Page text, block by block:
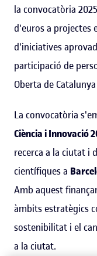
la convocatòria
d'euros a projectes
d'iniciatives
participació de
Oberta de
La convocatòria
Ciència i Innovació
recerca a la ciutat i
científiques a
Amb aquest
àmbits estratègics
sostenibilitat i el
a la ciutat.